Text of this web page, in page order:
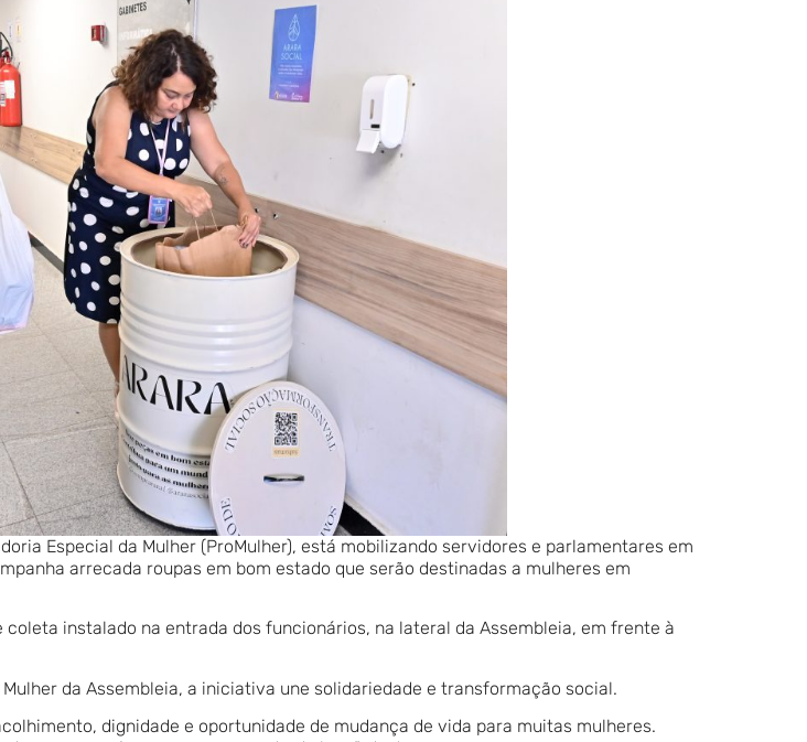
Especial da Mulher (ProMulher), está mobilizando servidores e parlamentares em
arrecada roupas em bom estado que serão destinadas a mulheres em
instalado na entrada dos funcionários, na lateral da Assembleia, em frente à
da Assembleia, a iniciativa une solidariedade e transformação social.
dignidade e oportunidade de mudança de vida para muitas mulheres.